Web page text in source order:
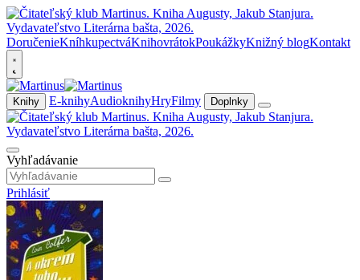
DoručenieKníhkupectváKnihovrátokPoukážkyKnižný blogKontakt
Knihy E-knihyAudioknihyHryFilmy Doplnky
Vyhľadávanie
Prihlásiť